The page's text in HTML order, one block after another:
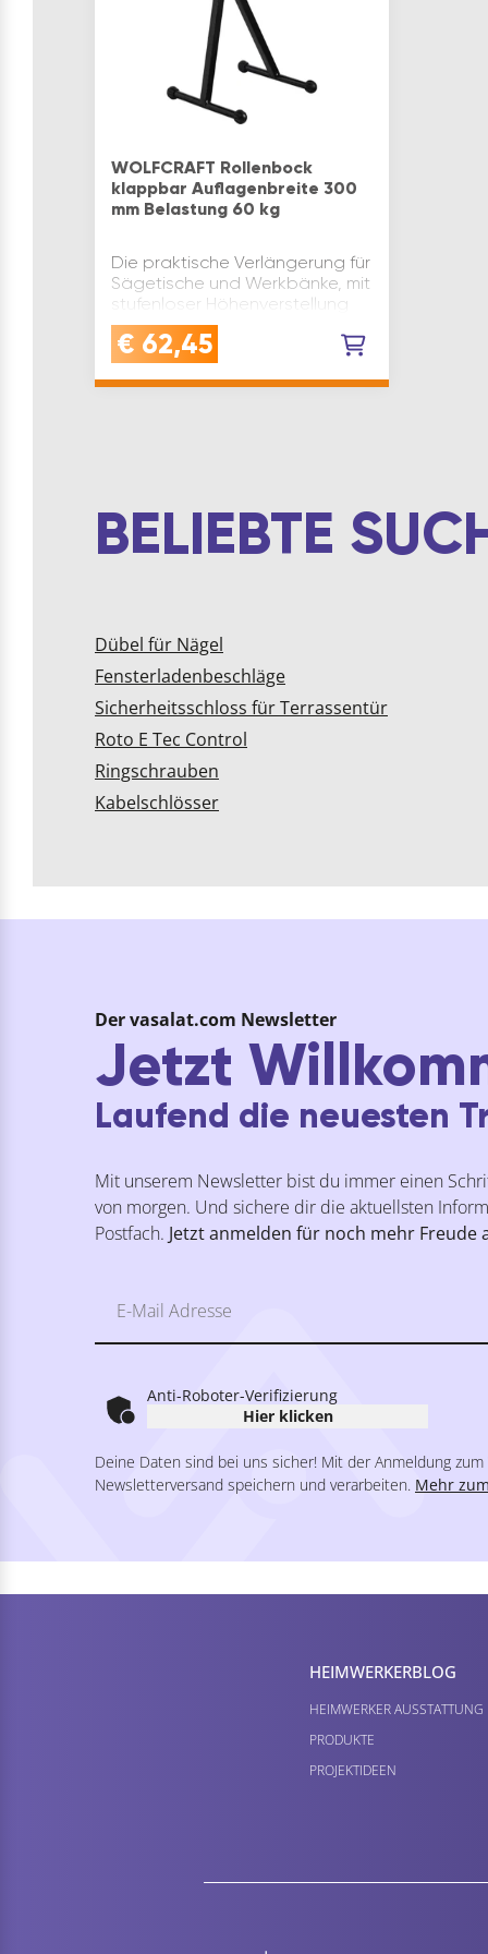
WOLFCRAFT Rollenbock
klappbar Auflagenbreite 300
mm Belastung 60 kg
Die praktische Verlängerung für
Sägetische und Werkbänke, mit
stufenloser Höhenverstellung
von 640 mm – 1000 mm, die
gelagerte Auflagerolle
ermöglicht ein leichtes Zuführen
der Materialien in…
€ 62,45
BELIEBTE
Dübel für Nägel
Fensterladenbeschläge
Sicherheitsschloss für Terrassentür
Roto E Tec Control
Ringschrauben
Kabelschlösser
Der vasalat.com Newsletter
Jetzt
Laufend die neuesten
Mit unserem Newsletter bist du immer einen
von morgen. Und sichere dir die aktuellsten
Postfach. Jetzt anmelden für noch mehr Freude
Anti-Roboter-Verifizierung
Hier klicken
Deine Daten sind bei uns sicher! Mit der Anmeldung
Newsletterversand speichern und verarbeiten. Mehr
HEIMWERKER­BLOG
HEIMWERKER AUSSTATTUNG
PRODUKTE
PROJEKTIDEEN